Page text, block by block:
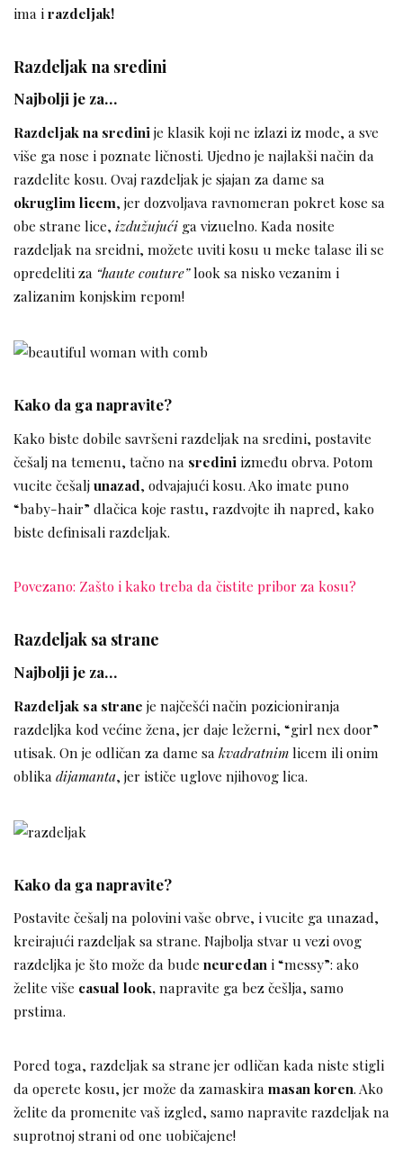
ima irazdeljak!
Razdeljak na sredini
Najbolji je za…
Razdeljak na sredini je klasik koji ne izlazi iz mode, a sve
više ga nose i poznate ličnosti. Ujedno je najlakši način da
razdelite kosu. Ovaj razdeljak je sjajan za dame sa
okruglim licem, jer dozvoljava ravnomeran pokret kose sa
obe strane lice, izdužujući ga vizuelno. Kada nosite
razdeljak na sreidni, možete uviti kosu u meke talase ili se
opredeliti za “haute couture”look sa nisko vezanim i
zalizanim konjskim repom!
Kako da ga napravite?
Kako biste dobile savršeni razdeljak na sredini, postavite
češalj na temenu, tačno na sredini između obrva. Potom
vucite češaljunazad, odvajajući kosu. Ako imate puno
“baby-hair” dlačica koje rastu, razdvojte ih napred, kako
biste definisali razdeljak.
Povezano: Zašto i kako treba da čistite pribor za kosu?
Razdeljak sa strane
Najbolji je za…
Razdeljak sa strane je najčešći način pozicioniranja
razdeljka kod većine žena, jer daje ležerni, “girl nex door”
utisak. On je odličan za dame sa kvadratnimlicem ili onim
oblika dijamanta, jer ističe uglove njihovog lica.
Kako da ga napravite?
Postavite češalj na polovini vaše obrve, i vucite ga unazad,
kreirajući razdeljak sa strane. Najbolja stvar u vezi ovog
razdeljka je što može da bude neuredan i “messy”: ako
želite više casual look,napravite ga bez češlja, samo
prstima.
Pored toga, razdeljak sa strane jer odličan kada niste stigli
da operete kosu, jer može da zamaskiramasan koren. Ako
želite da promenite vaš izgled, samo napravite razdeljak na
suprotnoj strani od one uobičajene!